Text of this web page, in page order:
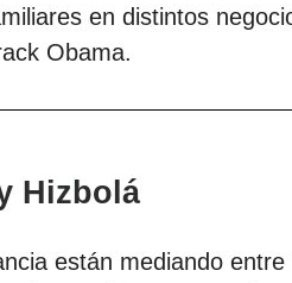
en distintos
Obama.
Hizbolá
están mediando entre